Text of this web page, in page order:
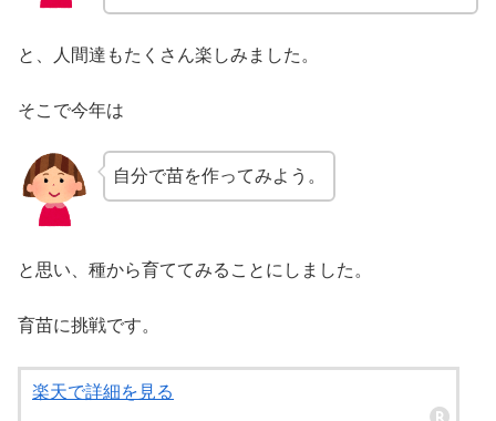
と、人間達もたくさん楽しみました。
そこで今年は
自分で苗を作ってみよう。
と思い、種から育ててみることにしました。
育苗に挑戦です。
楽天で詳細を見る